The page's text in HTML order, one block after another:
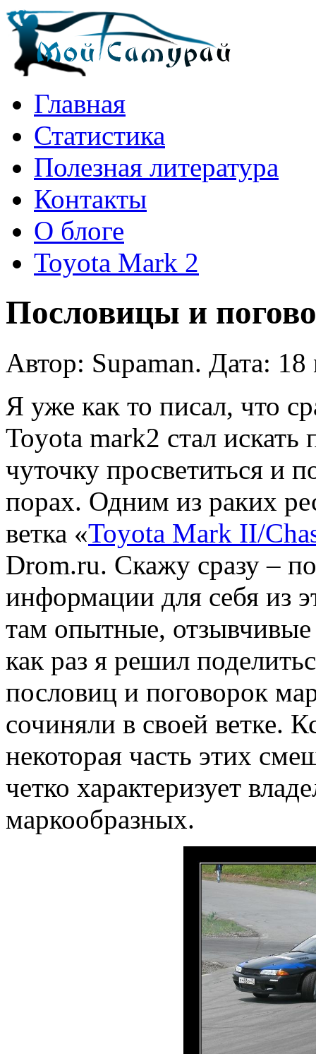
Главная
Статистика
Полезная литература
Контакты
О блоге
Toyota Mark 2
Пословицы и
Автор: Supaman. Дата:
Я уже как то писал, что
Toyota mark2 стал
чуточку просветиться и
порах. Одним из раких
ветка «Toyota Mark II/
Drom.ru. Скажу сразу –
информации для себя из
там опытные,
как раз я решил
пословиц и поговорок
сочиняли в своей ветке.
некоторая часть этих
четко характеризует
маркообразных.